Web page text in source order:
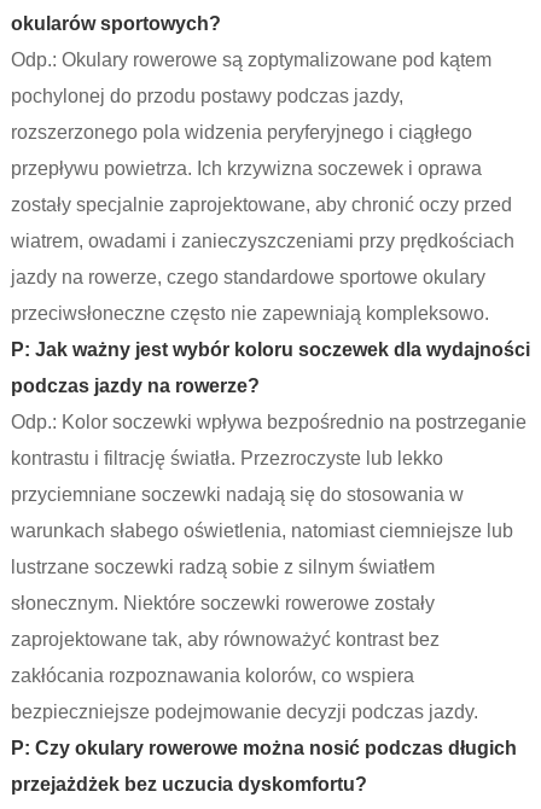
okularów sportowych?
Odp.: Okulary rowerowe są zoptymalizowane pod kątem
pochylonej do przodu postawy podczas jazdy,
rozszerzonego pola widzenia peryferyjnego i ciągłego
przepływu powietrza. Ich krzywizna soczewek i oprawa
zostały specjalnie zaprojektowane, aby chronić oczy przed
wiatrem, owadami i zanieczyszczeniami przy prędkościach
jazdy na rowerze, czego standardowe sportowe okulary
przeciwsłoneczne często nie zapewniają kompleksowo.
P: Jak ważny jest wybór koloru soczewek dla wydajności
podczas jazdy na rowerze?
Odp.: Kolor soczewki wpływa bezpośrednio na postrzeganie
kontrastu i filtrację światła. Przezroczyste lub lekko
przyciemniane soczewki nadają się do stosowania w
warunkach słabego oświetlenia, natomiast ciemniejsze lub
lustrzane soczewki radzą sobie z silnym światłem
słonecznym. Niektóre soczewki rowerowe zostały
zaprojektowane tak, aby równoważyć kontrast bez
zakłócania rozpoznawania kolorów, co wspiera
bezpieczniejsze podejmowanie decyzji podczas jazdy.
P: Czy okulary rowerowe można nosić podczas długich
przejażdżek bez uczucia dyskomfortu?